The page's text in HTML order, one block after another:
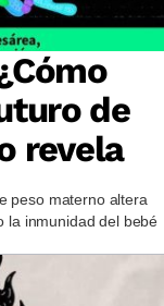
de
revela
peso materno altera
la inmunidad del bebé